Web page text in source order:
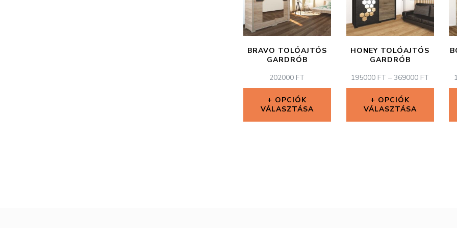
BRAVO TOLÓAJTÓS
GARDRÓB
202000 FT
OPCIÓK
VÁLASZTÁSA
HONEY TOLÓAJTÓS
GARDRÓB
195000 FT – 369000 FT
195000
OPCIÓK
VÁLASZTÁSA